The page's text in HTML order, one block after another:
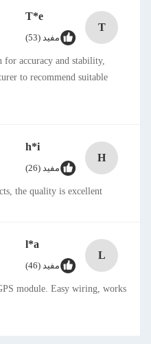
T
T*e
مفید (53)
for accuracy and stability,
to recommend suitable
H
مفید (26)
the quality is excellent!
L
مفید (46)
GPS module. Easy wiring, works